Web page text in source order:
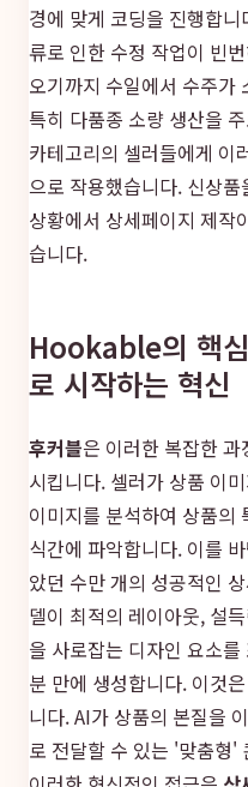
경에 맞게 코딩을 진행합
류로 인한 수정 작업이 빈
오기까지 수일에서 수주가
특히 다품종 소량 생산을
카테고리의 셀러들에게 이
으로 작용했습니다. 신상
상황에서 상세페이지 제작
습니다.
Hookable의 핵
로 시작하는 혁신
후커블은 이러한 복잡한
시킵니다. 셀러가 상품 이
이미지를 분석하여 상품의
식간에 파악합니다. 이를
았던 수만 개의 성공적인
델이 최적의 레이아웃, 설
을 사로잡는 디자인 요소
분 만에 생성합니다. 이것
니다. AI가 상품의 본질을
로 전달할 수 있는 '맞춤형'